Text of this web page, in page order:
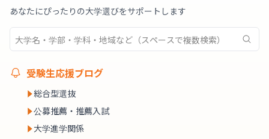
あなたにぴったりの大学選びをサポートします
受験生応援ブログ
総合型選抜
公募推薦・推薦入試
大学進学関係